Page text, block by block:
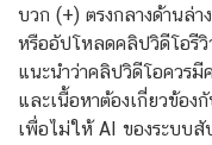
บวก (+) ตรงกลางด้านล่า
หรืออัปโหลดคลิปวิดีโอรี
แนะนำว่าคลิปวิดีโอควร
และเนื้อหาต้องเกี่ยวข้อง
เพื่อไม่ให้ AI ของระบบ